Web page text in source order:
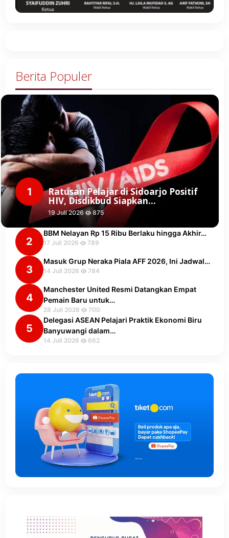
Berita Populer
1 Ratusan Pelajar di Sidoarjo Positif
HIV, Disdikbud Siapkan…
19 Juli 2026 875
2
BBM Nelayan Rp 15 Ribu Berlaku hingga Akhir…
17 Juli 2026 789
3
Masuk Grup Neraka Piala AFF 2026, Ini Jadwal…
14 Juli 2026 784
4
Manchester United Resmi Datangkan Empat
Pemain Baru untuk…
28 Juli 2026 700
5
Delegasi ASEAN Pelajari Praktik Ekonomi Biru
Banyuwangi dalam…
14 Juli 2026 662